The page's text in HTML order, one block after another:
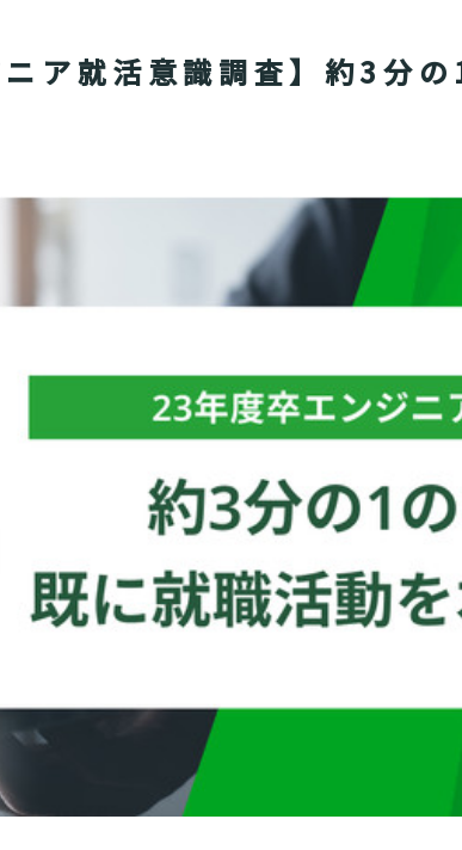
ニア就活意識調査】約3分